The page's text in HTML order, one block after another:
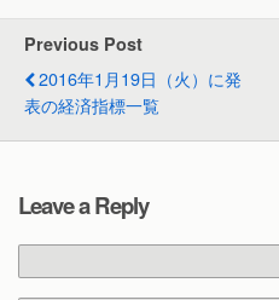
Previous Post
2016年1月19日（火）に発
表の経済指標一覧
Leave a Reply